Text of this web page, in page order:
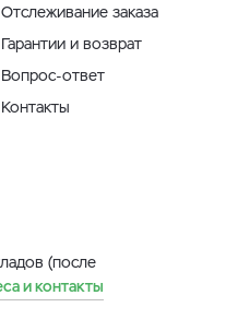
Отслеживание заказа
Гарантии и возврат
Вопрос-ответ
Контакты
(после
и контакты